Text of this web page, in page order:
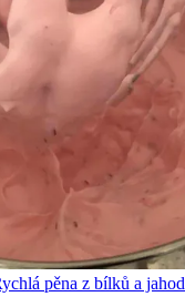
pěna z bílků a jahod